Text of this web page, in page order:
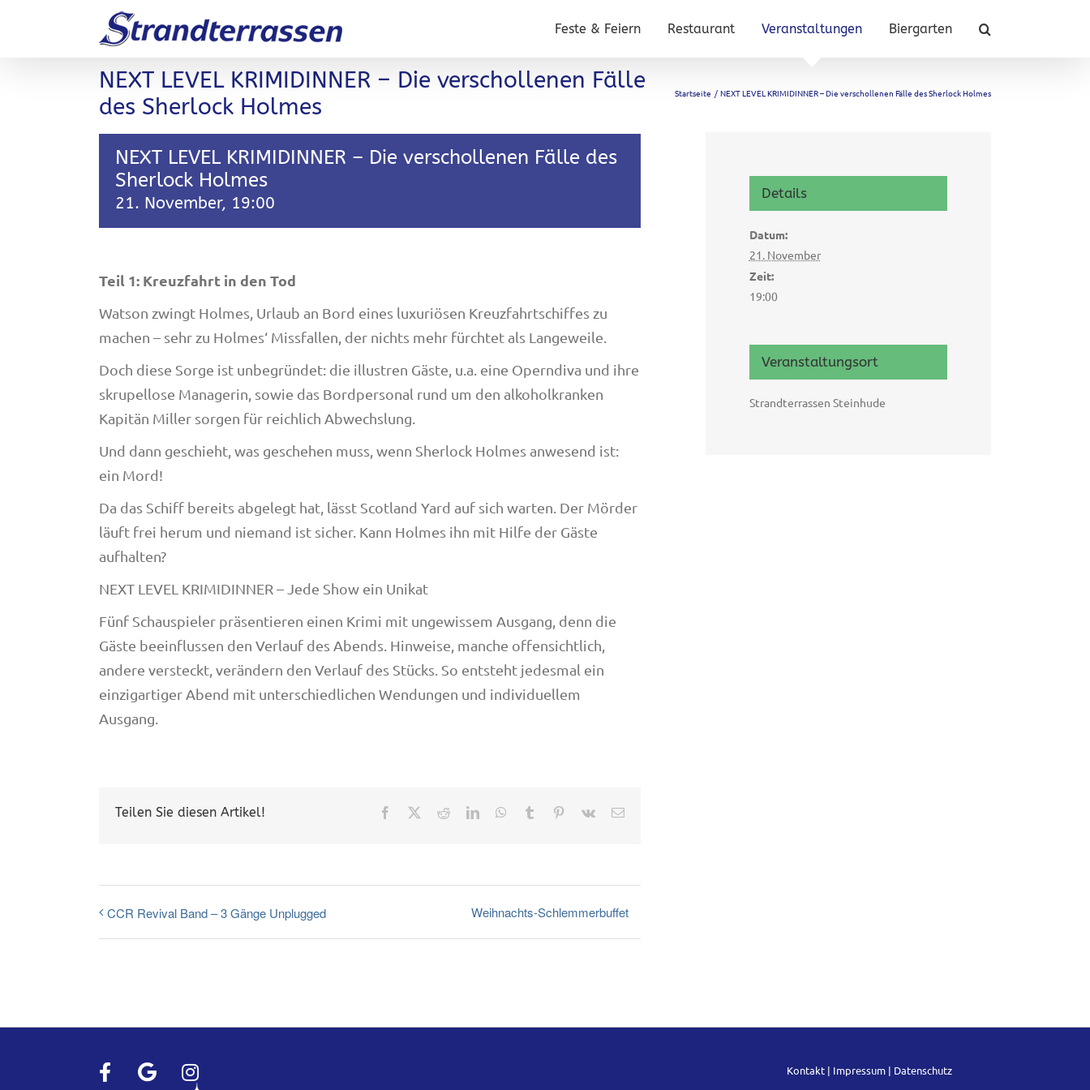
Feste & Feiern Restaurant Veranstaltungen Biergarten
NEXT LEVEL KRIMIDINNER – Die verschollenen Fälle
des Sherlock Holmes
Startseite NEXT LEVEL KRIMIDINNER – Die verschollenen Fälle des Sherlock Holmes
NEXT LEVEL KRIMIDINNER – Die verschollenen Fälle des
Sherlock Holmes
21. November, 19:00
Teil 1: Kreuzfahrt in den Tod
Watson zwingt Holmes, Urlaub an Bord eines luxuriösen Kreuzfahrtschiffes zu
machen – sehr zu Holmes‘ Missfallen, der nichts mehr fürchtet als Langeweile.
Doch diese Sorge ist unbegründet: die illustren Gäste, u.a. eine Operndiva und ihre
skrupellose Managerin, sowie das Bordpersonal rund um den alkoholkranken
Kapitän Miller sorgen für reichlich Abwechslung.
Und dann geschieht, was geschehen muss, wenn Sherlock Holmes anwesend ist:
ein Mord!
Da das Schiff bereits abgelegt hat, lässt Scotland Yard auf sich warten. Der Mörder
läuft frei herum und niemand ist sicher. Kann Holmes ihn mit Hilfe der Gäste
aufhalten?
NEXT LEVEL KRIMIDINNER – Jede Show ein Unikat
Fünf Schauspieler präsentieren einen Krimi mit ungewissem Ausgang, denn die
Gäste beeinflussen den Verlauf des Abends. Hinweise, manche offensichtlich,
andere versteckt, verändern den Verlauf des Stücks. So entsteht jedesmal ein
einzigartiger Abend mit unterschiedlichen Wendungen und individuellem
Ausgang.
Teilen Sie diesen Artikel! Facebook RedditLinkedInWhatsApp
Tumblr Pinterest
Vk
E-
CCR Revival Band – 3 Gänge Unplugged Weihnachts-Schlemmerbuffet
Details
Datum:
21. November
Zeit:
19:00
Veranstaltungsort
Strandterrassen Steinhude
Kontakt| Impressum| Datenschutz